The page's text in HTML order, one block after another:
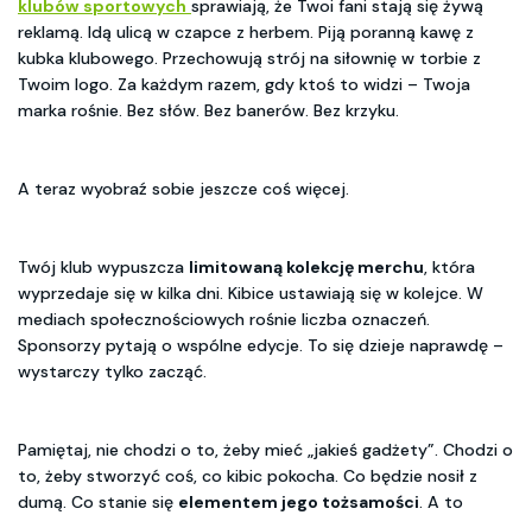
klubów sportowych sprawiają, że Twoi fani stają się żywą
reklamą. Idą ulicą w czapce z herbem. Piją poranną kawę z
kubka klubowego. Przechowują strój na siłownię w torbie z
Twoim logo. Za każdym razem, gdy ktoś to widzi – Twoja
marka rośnie. Bez słów. Bez banerów. Bez krzyku.
A teraz wyobraź sobie jeszcze coś więcej.
Twój klub wypuszcza limitowaną kolekcję merchu , która
wyprzedaje się w kilka dni. Kibice ustawiają się w kolejce. W
mediach społecznościowych rośnie liczba oznaczeń.
Sponsorzy pytają o wspólne edycje. To się dzieje naprawdę –
wystarczy tylko zacząć.
Pamiętaj, nie chodzi o to, żeby mieć „jakieś gadżety”. Chodzi o
to, żeby stworzyć coś, co kibic pokocha. Co będzie nosił z
dumą. Co stanie się elementem jego tożsamości . A to